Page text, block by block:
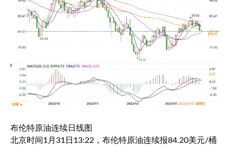
布伦特原油连续日线图
北京时间1月31日13:22， 布伦特原油连续报84.20美元/桶